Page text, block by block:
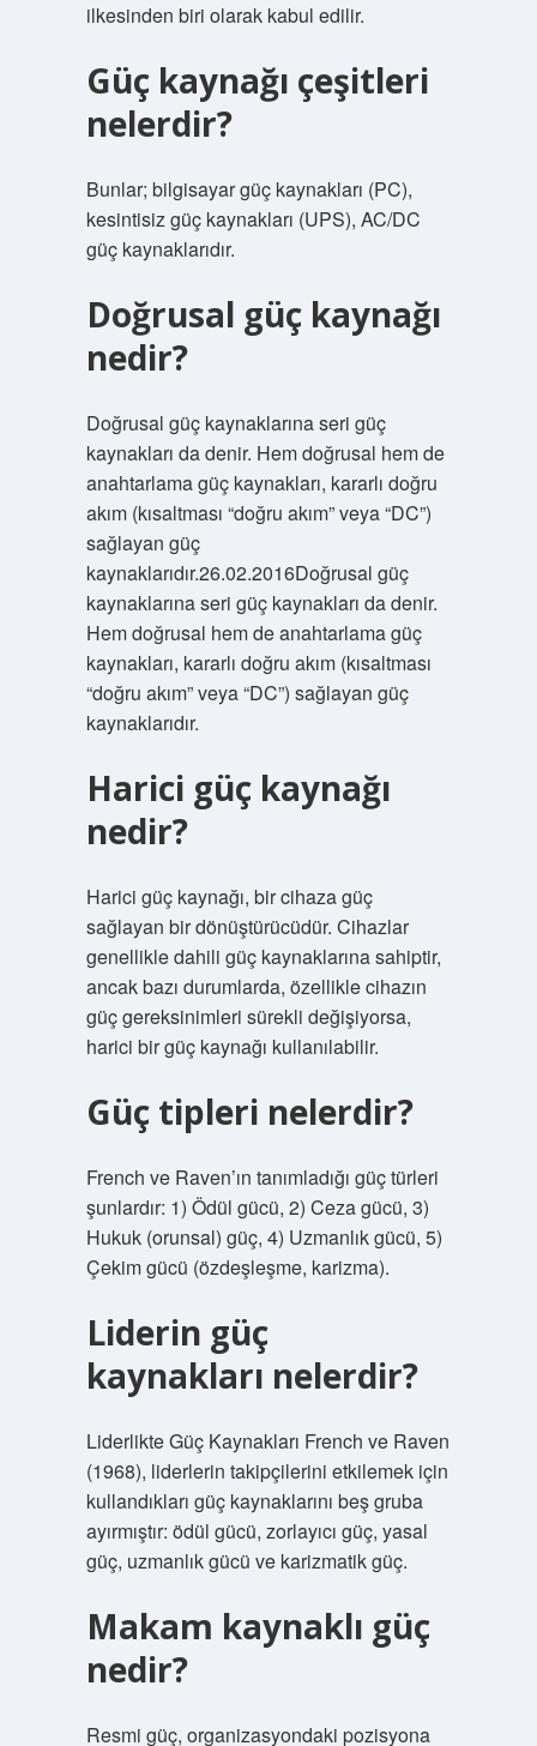
ilkesinden biri olarak kabul edilir.
Güç kaynağı çeşitleri
nelerdir?
Bunlar; bilgisayar güç kaynakları (PC),
kesintisiz güç kaynakları (UPS), AC/DC
güç kaynaklarıdır.
Doğrusal güç kaynağı
nedir?
Doğrusal güç kaynaklarına seri güç
kaynakları da denir. Hem doğrusal hem de
anahtarlama güç kaynakları, kararlı doğru
akım (kısaltması “doğru akım” veya “DC”)
sağlayan güç
kaynaklarıdır.26.02.2016Doğrusal güç
kaynaklarına seri güç kaynakları da denir.
Hem doğrusal hem de anahtarlama güç
kaynakları, kararlı doğru akım (kısaltması
“doğru akım” veya “DC”) sağlayan güç
kaynaklarıdır.
Harici güç kaynağı
nedir?
Harici güç kaynağı, bir cihaza güç
sağlayan bir dönüştürücüdür. Cihazlar
genellikle dahili güç kaynaklarına sahiptir,
ancak bazı durumlarda, özellikle cihazın
güç gereksinimleri sürekli değişiyorsa,
harici bir güç kaynağı kullanılabilir.
Güç tipleri nelerdir?
French ve Raven’ın tanımladığı güç türleri
şunlardır: 1) Ödül gücü, 2) Ceza gücü, 3)
Hukuk (orunsal) güç, 4) Uzmanlık gücü, 5)
Çekim gücü (özdeşleşme, karizma).
Liderin güç
kaynakları nelerdir?
Liderlikte Güç Kaynakları French ve Raven
(1968), liderlerin takipçilerini etkilemek için
kullandıkları güç kaynaklarını beş gruba
ayırmıştır: ödül gücü, zorlayıcı güç, yasal
güç, uzmanlık gücü ve karizmatik güç.
Makam kaynaklı güç
nedir?
Resmi güç, organizasyondaki pozisyona